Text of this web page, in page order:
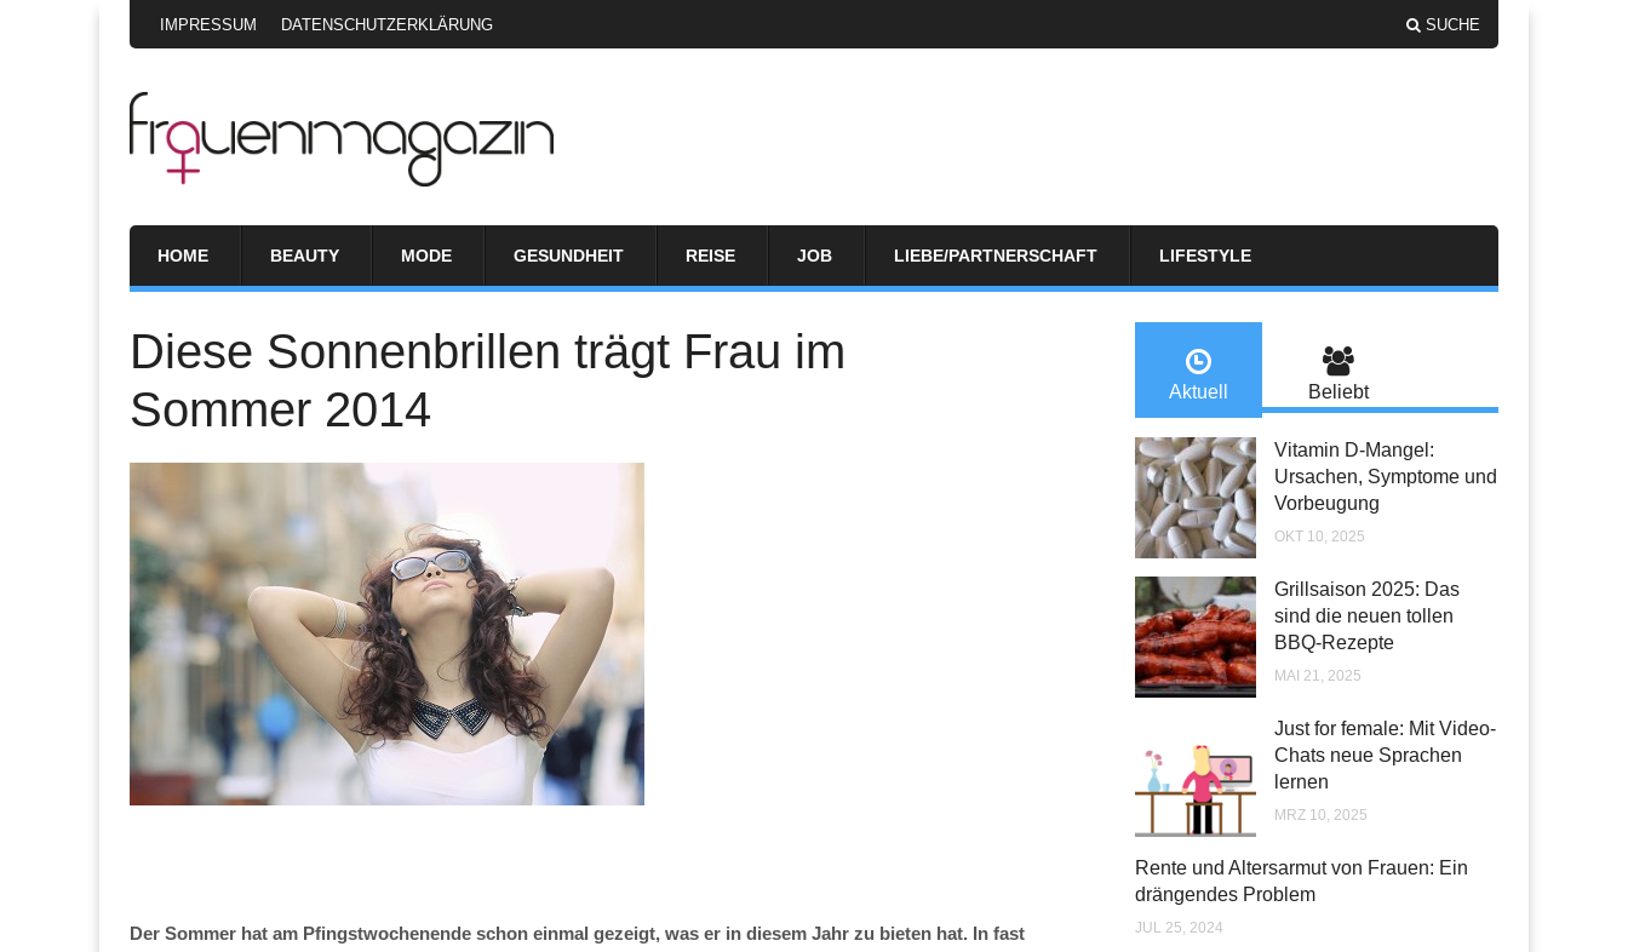
IMPRESSUM DATENSCHUTZERKLÄRUNG SUCHE
HOME BEAUTY MODE GESUNDHEIT REISE JOB LIEBE/PARTNERSCHAFT LIFESTYLE
Diese Sonnenbrillen trägt Frau im
Sommer 2014
Der Sommer hat am Pfingstwochenende schon einmal gezeigt, was er in diesem Jahr zu bieten hat. In fast
Aktuell Beliebt
Vitamin D-Mangel:
Ursachen, Symptome und
Vorbeugung
OKT 10, 2025
Grillsaison 2025: Das
sind die neuen tollen
BBQ-Rezepte
MAI 21, 2025
Just for female: Mit Video-
Chats neue Sprachen
lernen
MRZ 10, 2025
Rente und Altersarmut von Frauen: Ein
drängendes Problem
JUL 25, 2024